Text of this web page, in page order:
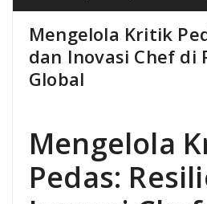
Mengelola Kritik
dan Inovasi Chef di
Global
Mengelola
Pedas: